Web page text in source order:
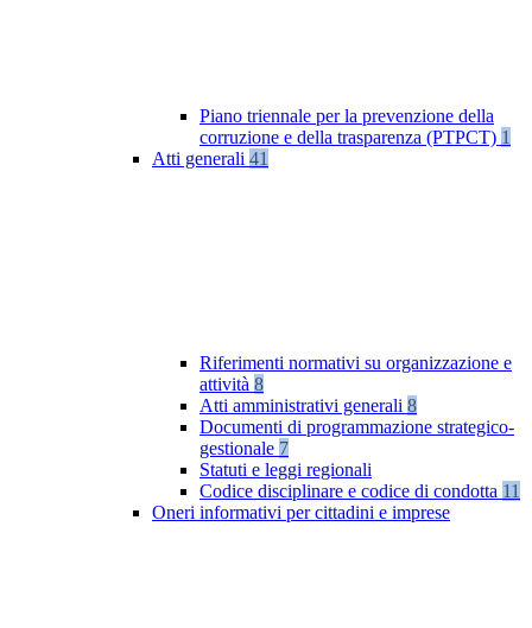
Piano triennale per la prevenzione della
corruzione e della trasparenza (PTPCT) 1
Atti generali 41
Riferimenti normativi su organizzazione e
attività 8
Atti amministrativi generali 8
Documenti di programmazione strategico-
gestionale 7
Statuti e leggi regionali
Codice disciplinare e codice di condotta 11
Oneri informativi per cittadini e imprese